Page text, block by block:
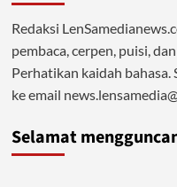
Redaksi
pembaca, cerpen, puisi,
Perhatikan kaidah
ke email
Selamat